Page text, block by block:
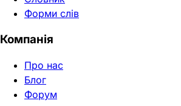
Форми слів
Компанія
Про нас
Блог
Форум